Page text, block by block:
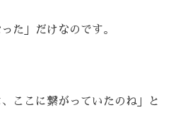
た」だけなのです。
ここに繋がっていたのね」と